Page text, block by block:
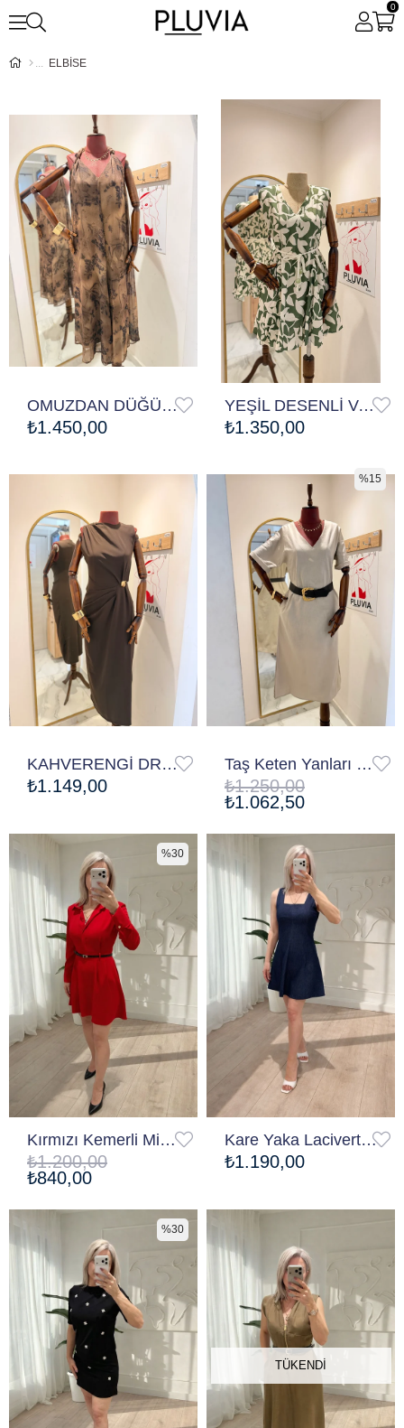
0
ELBİSE
OMUZDAN DÜĞÜMLÜ KAHVERENGİ ELBİSE
₺1.450,00
YEŞİL DESENLİ VATKALI ELBİSE
₺1.350,00
KAHVERENGİ DRAPELİ GOLD AKSESUARLI ELBİSE
₺1.149,00
Taş Keten Yanları Yırtmaçlı Elbise
₺1.062,50
₺1.250,00
%15
Kırmızı Kemerli Mini Elbise
₺840,00
₺1.200,00
%30
Kare Yaka Lacivert Denim Çan Elbise
₺1.190,00
%30
TÜKENDI